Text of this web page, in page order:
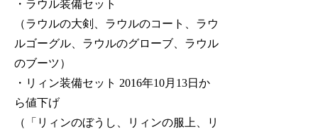
・ラウル装備セット
（ラウルの大剣、ラウルのコート、ラウ
ルゴーグル、ラウルのグローブ、ラウル
のブーツ）
・リィン装備セット 2016年10月13日か
ら値下げ
（「リィンのぼうし、リィンの服上、リ